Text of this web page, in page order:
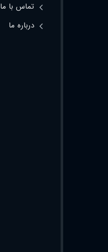
تماس با ما
درباره ما